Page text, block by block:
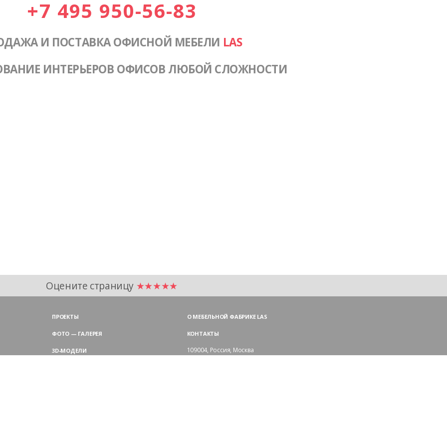
+7 495 950-56-83
И ПОСТАВКА ОФИСНОЙ МЕБЕЛИ LAS
ИНТЕРЬЕРОВ ОФИСОВ ЛЮБОЙ СЛОЖНОСТИ
Оцените страницу ★★★★★
ПРОЕКТЫ
ФОТО — ГАЛЕРЕЯ
3D-МОДЕЛИ
О МЕБЕЛЬНОЙ ФАБРИКЕ LAS
КОНТАКТЫ
109004, Россия, Москва